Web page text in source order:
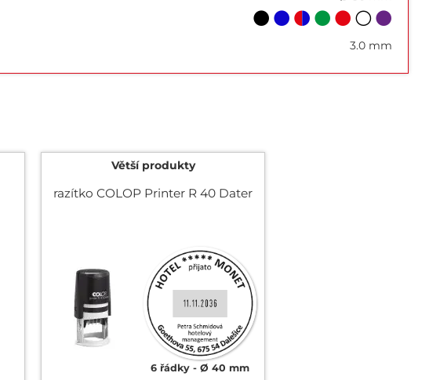
3.0 mm
Větší produkty
razítko COLOP Printer R 40 Dater
6 řádky Ø 40 mm